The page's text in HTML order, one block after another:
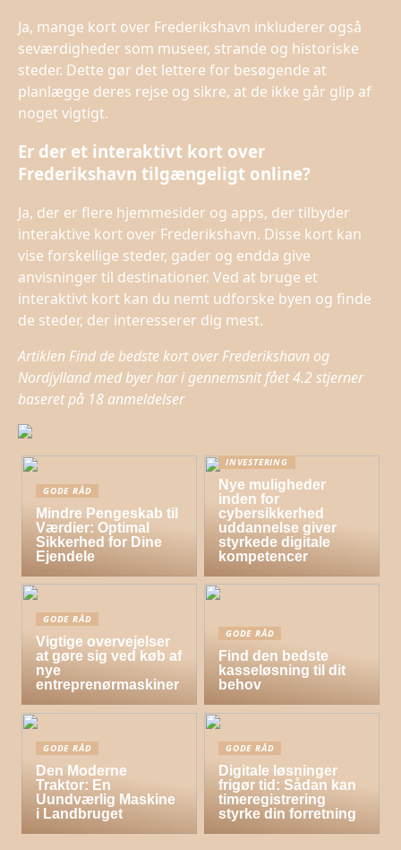
Ja, mange kort over Frederikshavn inkluderer også
seværdigheder som museer, strande og historiske
steder. Dette gør det lettere for besøgende at
planlægge deres rejse og sikre, at de ikke går glip af
noget vigtigt.
Er der et interaktivt kort over
Frederikshavn tilgængeligt online?
Ja, der er flere hjemmesider og apps, der tilbyder
interaktive kort over Frederikshavn. Disse kort kan
vise forskellige steder, gader og endda give
anvisninger til destinationer. Ved at bruge et
interaktivt kort kan du nemt udforske byen og finde
de steder, der interesserer dig mest.
Artiklen Find de bedste kort over Frederikshavn og
Nordjylland med byer har i gennemsnit fået4.2stjerner
baseret på 18 anmeldelser
GODE RÅD
Mindre Pengeskab til
Værdier: Optimal
Sikkerhed for Dine
Ejendele
INVESTERING
Nye muligheder
inden for
cybersikkerhed
uddannelse giver
styrkede digitale
kompetencer
GODE RÅD
Vigtige overvejelser
at gøre sig ved køb af
nye
entreprenørmaskiner
GODE RÅD
Find den bedste
kasseløsning til dit
behov
GODE RÅD
Den Moderne
Traktor: En
Uundværlig Maskine
i Landbruget
GODE RÅD
Digitale løsninger
frigør tid: Sådan kan
timeregistrering
styrke din forretning